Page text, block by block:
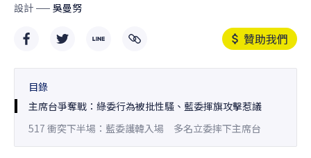
設計
吳曼努
贊助我們
目錄
主席台爭奪戰：綠委行為被批性騷、藍委揮旗攻擊惹議
517 衝突下半場：藍委護韓入場 多名立委摔下主席台